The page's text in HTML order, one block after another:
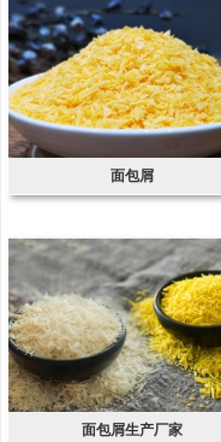
面包屑
面包屑生产厂家